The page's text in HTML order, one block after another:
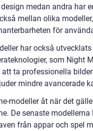
medan andra har
mellan olika
för
har också
som Night
ta professionella
mindre avancerade
modeller åt när det
De senaste
från appar och spel